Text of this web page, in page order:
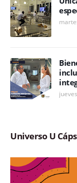
Universo U